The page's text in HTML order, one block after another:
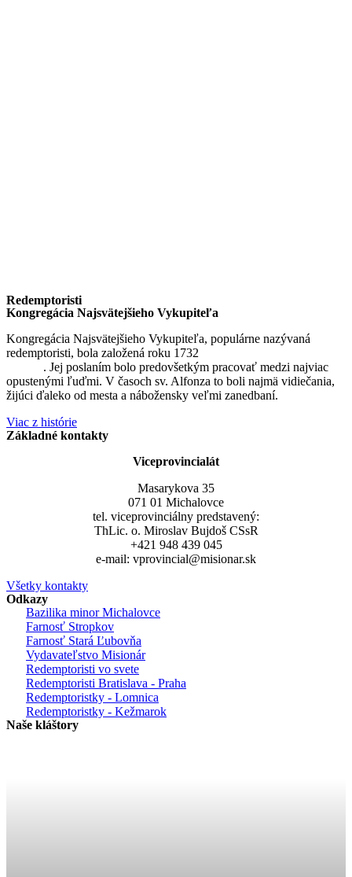
Redemptoristi
Kongregácia Najsvätejšieho Vykupiteľa
Kongregácia Najsvätejšieho Vykupiteľa, populárne nazývaná
redemptoristi, bola založená roku 1732
. Jej poslaním bolo predovšetkým pracovať medzi najviac
opustenými ľuďmi. V časoch sv. Alfonza to boli najmä vidiečania,
žijúci ďaleko od mesta a nábožensky veľmi zanedbaní.
Viac z histórie
Základné kontakty
Viceprovincialát
Masarykova 35
071 01 Michalovce
tel. viceprovinciálny predstavený:
ThLic. o. Miroslav Bujdoš CSsR
+421 948 439 045
e-mail: vprovincial@misionar.sk
Všetky kontakty
Odkazy
Bazilika minor Michalovce
Farnosť Stropkov
Farnosť Stará Ľubovňa
Vydavateľstvo Misionár
Redemptoristi vo svete
Redemptoristi Bratislava - Praha
Redemptoristky - Lomnica
Redemptoristky - Kežmarok
Naše kláštory